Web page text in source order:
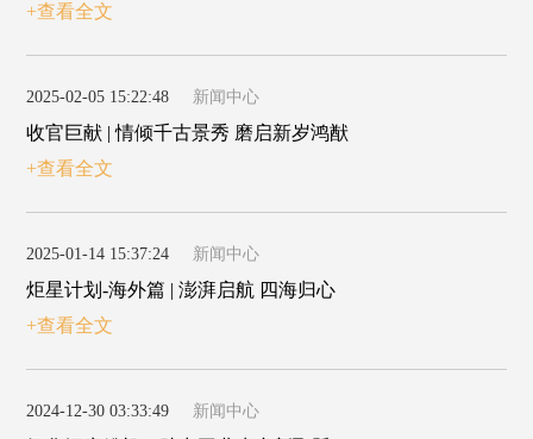
+查看全文
2025-02-05 15:22:48 新闻中心
收官巨献 | 情倾千古景秀 磨启新岁鸿猷
+查看全文
2025-01-14 15:37:24 新闻中心
炬星计划-海外篇 | 澎湃启航 四海归心
+查看全文
2024-12-30 03:33:49 新闻中心